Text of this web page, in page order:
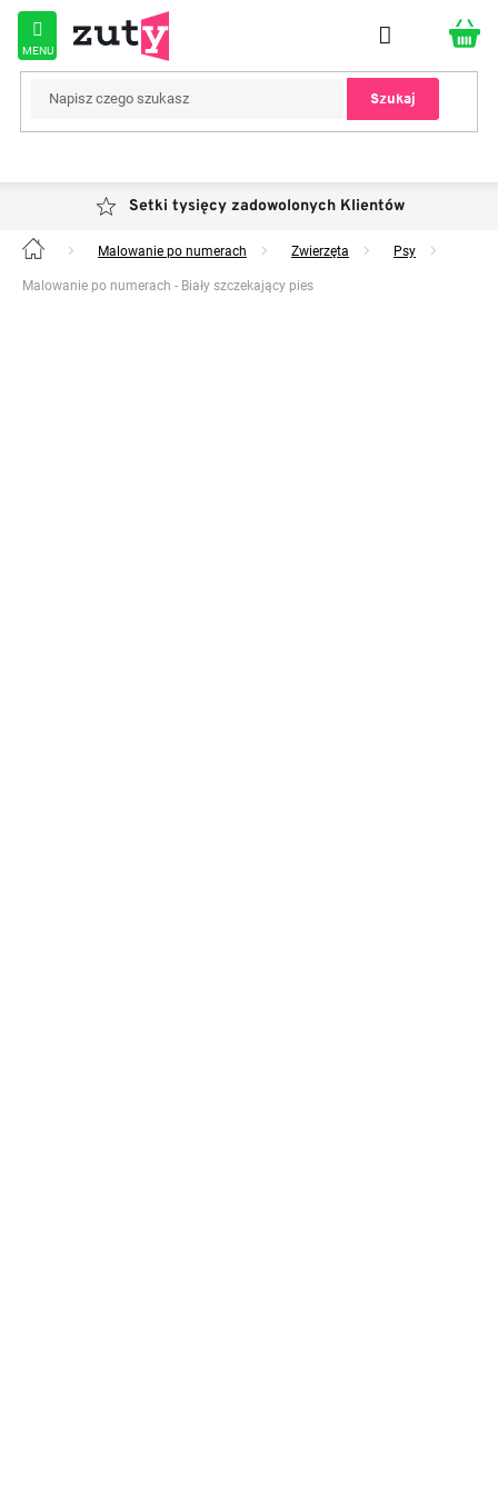
Przejść
treści
Szukaj
Setki tysięcy zadowolonych Klientów
Home Malowanie po numerach Zwierzęta Psy
Malowanie po numerach - Biały szczekający pies